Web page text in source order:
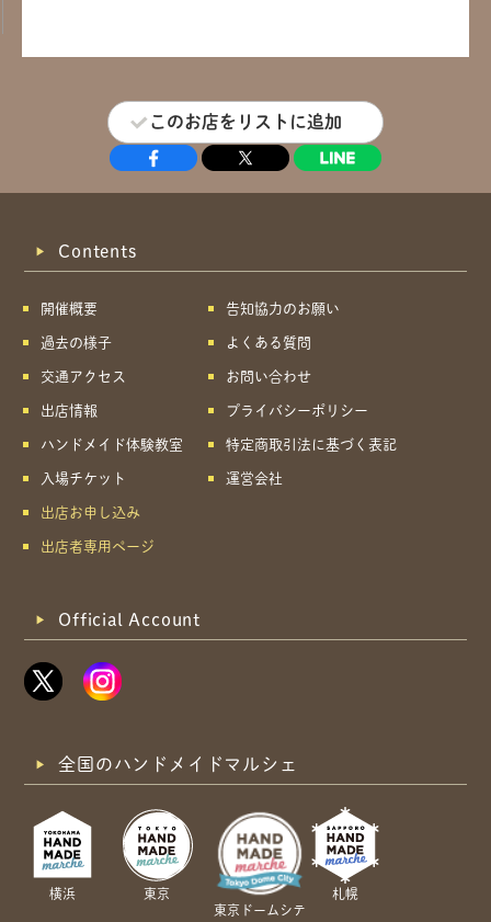
このお店をリストに追加
Contents
開催概要
過去の様子
交通アクセス
出店情報
ハンドメイド体験教室
入場チケット
出店お申し込み
出店者専用ページ
告知協力のお願い
よくある質問
お問い合わせ
プライバシーポリシー
特定商取引法に基づく表記
運営会社
Official Account
全国のハンドメイドマルシェ
横浜
東京
東京ドームシテ
札幌